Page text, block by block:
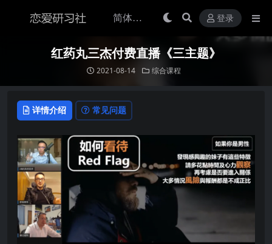
登录
红药丸三杰付费直播《三主题》
2021-08-14 综合课程
详情介绍 常见问题